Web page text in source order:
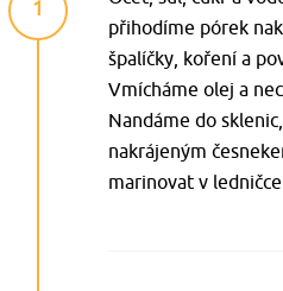
1
přihodíme pórek
špalíčky, koření a
Vmícháme olej a
Nandáme do
nakrájeným
marinovat v ledničce